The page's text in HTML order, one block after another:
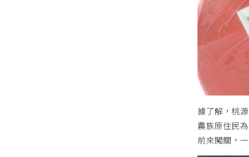
據了解，桃
農族原住民
前來闖關，